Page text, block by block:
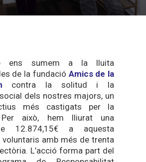
ens sumem a la lluita
de la fundació Amics de la
contra la solitud i la
dels nostres majors, un
més castigats per la
Per això, hem lliurat una
12.874,15€ a aquesta
amb més de trenta
L’acció forma part del